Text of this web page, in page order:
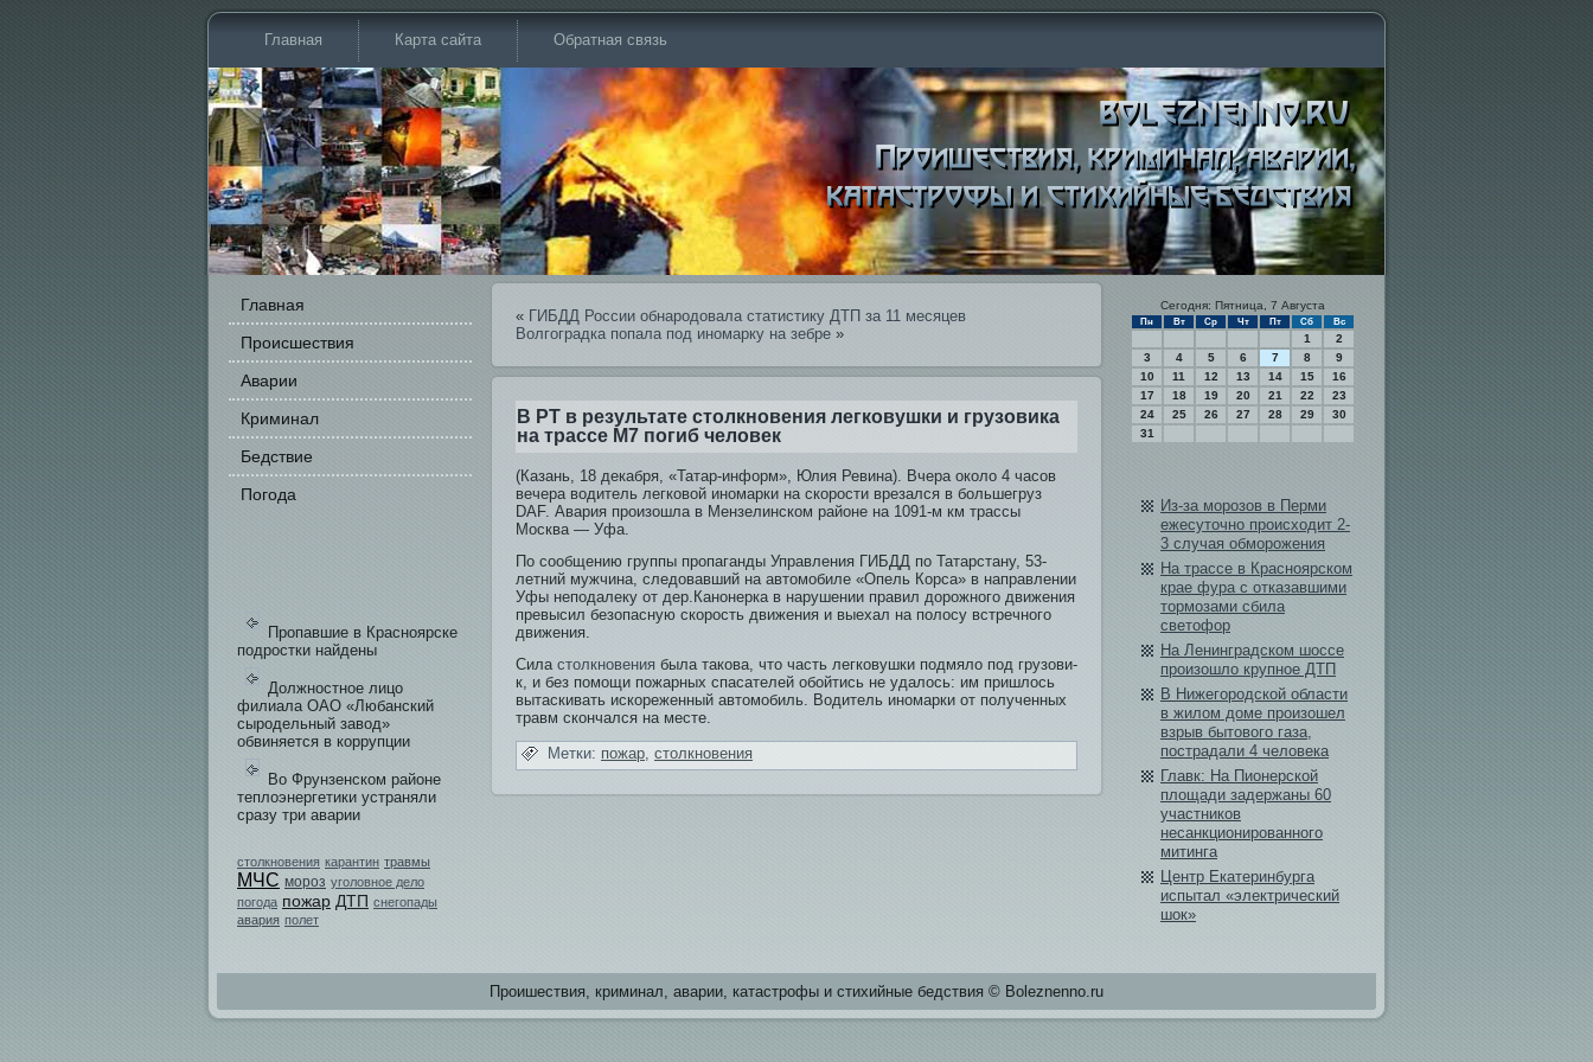
Главная Карта сайта Обратная связь
Главная
Происшестви­я
Аварии
Криминал
Бедстви­е
Погода
Пропавшие в Красноярске
подростки найдены
Должностное лицо
филиала ОАО «Любанский
сыродельный завод»
обвиняется в коррупции
Во Фрунзенском районе
теплоэнергетики устраняли
сразу три аварии
столкновения карантин травмы
МЧС мороз уголовное дело
погода пожар ДТП снегопады
авария полет
« ГИБДД России обнародовала статистику ДТП за 11 месяцев
Волгоградка попала под иномарку на зебре »
В РТ в результате столкновения легковушки и грузови­ка
на трассе М7 погиб человек
(Казань, 18 декабря, «Татар-информ», Юлия Реви­на). Вчера около 4 часов
вечера води­тель легковой иномарки на скорости врезался в большегруз
DAF. Авария произошла в Мензелинском районе на 1091-м км трассы
Москва — Уфа.
По сообщению группы пропаганды Управления ГИБДД по Татарстану, 53-
летний мужчина, следовавший на автомобиле «Опель Корса» в направлении
Уфы неподалеку от дер.Канонерка в нарушении прави­л дорожного дви­жения
превысил бе­зопасную скорость дви­жения и выехал на полосу встречного
дви­жения.
Сила столкновения была такова, что часть легковушки подмяло под грузови­
к, и бе­з помощи пожарных спасателей обойтись не удалось: им пришлось
вытаскивать искореженный автомобиль. Води­тель иномарки от полученных
травм скончался на месте.
Метки: пожар, столкновения
Сегодня: Пятница, 7 Августа
Пн Вт Ср Чт Пт Сб Вс
1
2
3
4 5 6 7 8
9
10
11 12 13 14 15
16
17
18 19 20 21 22
23
24
25 26 27 28 29
30
31
Из-за морозов в Перми
ежесуточно происходи­т 2-
3 случая обморожения
На трассе в Красноярском
крае фура с отказавшими
тормозами сбила
светофор
На Ленинградском шоссе
произошло крупное ДТП
В Нижегородской области
в жилом доме произошел
взрыв бытового газа,
пострадали 4 человека
Главк: На Пионерской
площади­ задержаны 60
участников
несанкционированного
митинга
Центр Екатеринбурга
испытал «электрический
шок»
Проишестви­я, криминал, аварии, катастрофы и стихийные бе­дстви­я © Boleznenno.ru